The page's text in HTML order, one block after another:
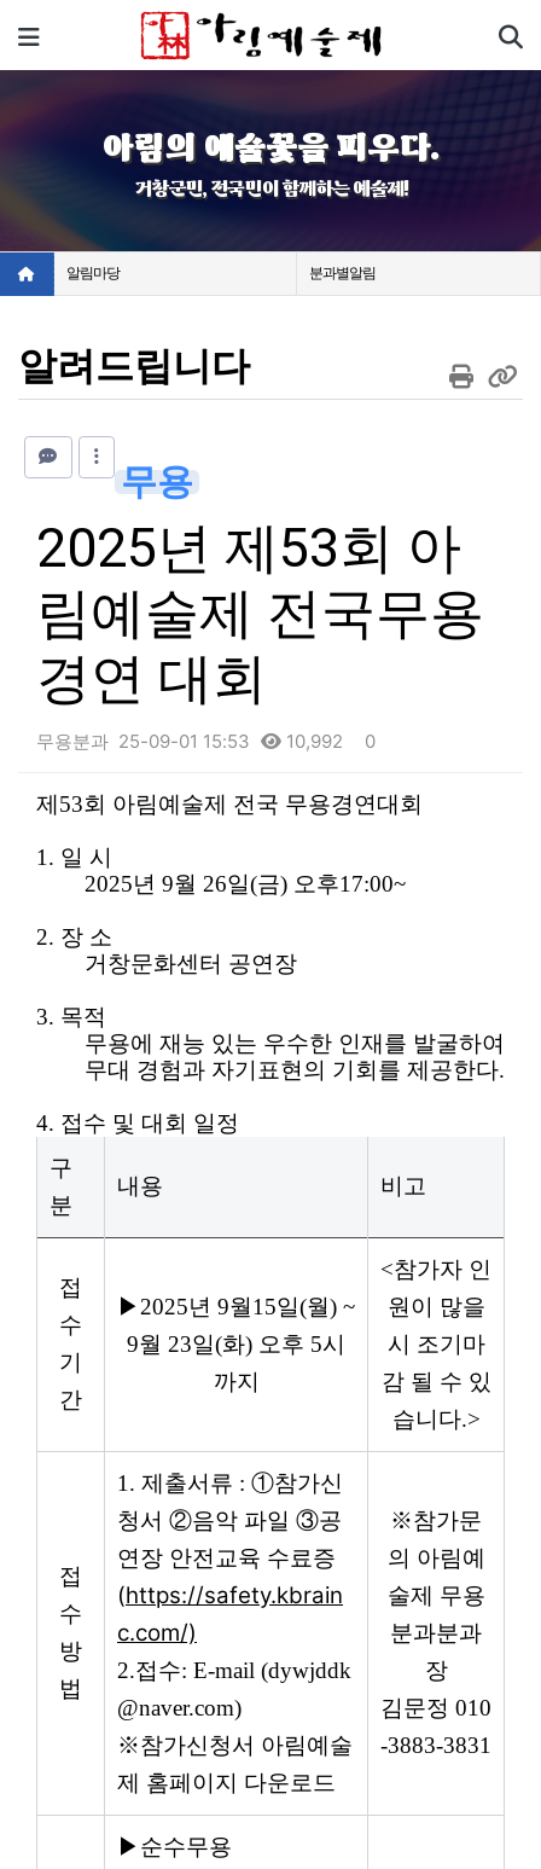
메뉴
아림의 예술꽃을 피우다.
거창군민, 전국민이 함께하는 예술제!
알림마당 분과별알림
알려드립니다
무용
2025년 제53회 아
림예술제 전국무용
경연 대회
무용분과 25-09-01 15:53 10,992 0
본문
제53회 아림예술제 전국 무용경연대회
1. 일 시
2025년 9월 26일(금) 오후17:00~
2. 장 소
거창문화센터 공연장
3. 목적
무용에 재능 있는 우수한 인재를 발굴하여
무대 경험과 자기표현의 기회를 제공한다.
4. 접수 및 대회 일정
구
분
내용 비고
접
수
기
간
▶ 2025년 9월15일(월) ~
9월 23일(화) 오후 5시
까지
<참가자 인
원이 많을
시 조기마
감 될 수 있
습니다.>
접
수
방
법
1. 제출서류 : ①참가신
청서 ②음악 파일 ③공
연장 안전교육 수료증
(https://safety.kbrain
c.com/)
2.접수: E-mail (dywjddk
@naver.com)
※참가신청서 아림예술
제 홈페이지 다운로드
※참가문
의 아림예
술제 무용
분과분과
장
김문정 010
-3883-3831
▶ 순수무용